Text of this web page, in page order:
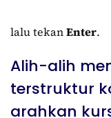
lalu tekanEnter.
Alih-alih
terstruktur
arahkan